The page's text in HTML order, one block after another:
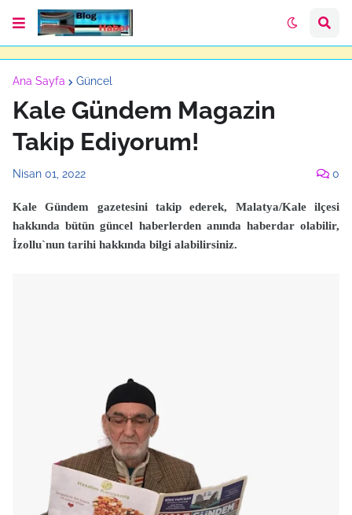
Ana Sayfa Güncel
Kale Gündem Magazin
Takip Ediyorum!
Nisan 01, 2022 0
Kale Gündem gazetesini takip ederek, Malatya/Kale ilçesi
hakkında bütün güncel haberlerden anında haberdar olabilir,
İzollu`nun tarihi hakkında bilgi alabilirsiniz.